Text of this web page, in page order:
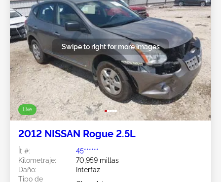
Live
Swipe to right for more images
2012 NISSAN Rogue 2.5L
Ít #:
45******
Kilometraje:
70,959 millas
Daño:
Interfaz
Tipo de